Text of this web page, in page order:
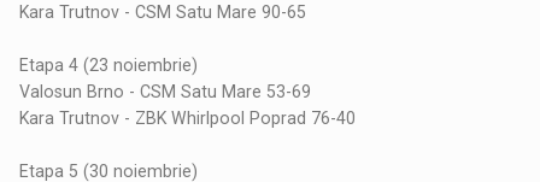
Kara Trutnov - CSM Satu Mare 90-65
Etapa 4 (23 noiembrie)
Valosun Brno - CSM Satu Mare 53-69
Kara Trutnov - ZBK Whirlpool Poprad 76-40
Etapa 5 (30 noiembrie)